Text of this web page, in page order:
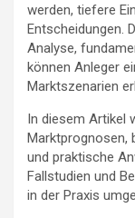
werden, tiefere
Entscheidungen.
Analyse,
können Anleger
Marktszenarien
In diesem Artikel
Marktprognosen,
und praktische
Fallstudien und
in der Praxis